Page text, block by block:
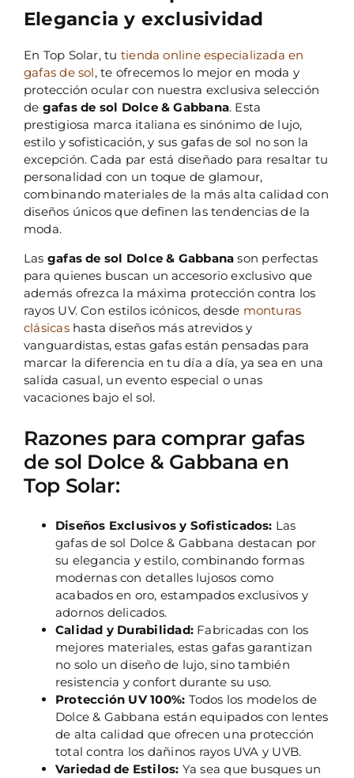
Elegancia y exclusividad
En Top Solar, tu tienda online especializada en
gafas de sol, te ofrecemos lo mejor en moda y
protección ocular con nuestra exclusiva selección
de gafas de sol Dolce & Gabbana. Esta
prestigiosa marca italiana es sinónimo de lujo,
estilo y sofisticación, y sus gafas de sol no son la
excepción. Cada par está diseñado para resaltar tu
personalidad con un toque de glamour,
combinando materiales de la más alta calidad con
diseños únicos que definen las tendencias de la
moda.
Las gafas de sol Dolce & Gabbana son perfectas
para quienes buscan un accesorio exclusivo que
además ofrezca la máxima protección contra los
rayos UV. Con estilos icónicos, desde monturas
clásicashasta diseños más atrevidos y
vanguardistas, estas gafas están pensadas para
marcar la diferencia en tu día a día, ya sea en una
salida casual, un evento especial o unas
vacaciones bajo el sol.
Razones para comprar gafas
de sol Dolce & Gabbana en
Top Solar:
Diseños Exclusivos y Sofisticados: Las
gafas de sol Dolce & Gabbana destacan por
su elegancia y estilo, combinando formas
modernas con detalles lujosos como
acabados en oro, estampados exclusivos y
adornos delicados.
Calidad y Durabilidad:Fabricadas con los
mejores materiales, estas gafas garantizan
no solo un diseño de lujo, sino también
resistencia y confort durante su uso.
Protección UV 100%: Todos los modelos de
Dolce & Gabbana están equipados con lentes
de alta calidad que ofrecen una protección
total contra los dañinos rayos UVA y UVB.
Variedad de Estilos: Ya sea que busques un